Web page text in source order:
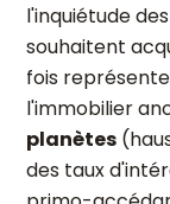
l'inquiétude
souhaitent
fois
l'immobilier
planètes
des taux